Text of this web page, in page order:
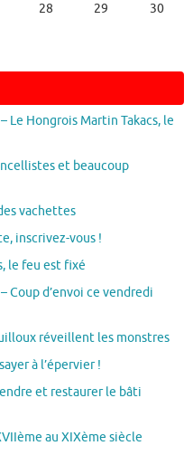
28 29
30
Le Hongrois Martin Takacs, le
et beaucoup
vachettes
inscrivez-vous !
le feu est fixé
Coup d’envoi ce vendredi
réveillent les monstres
à l’épervier !
et restaurer le bâti
au XIXème siècle